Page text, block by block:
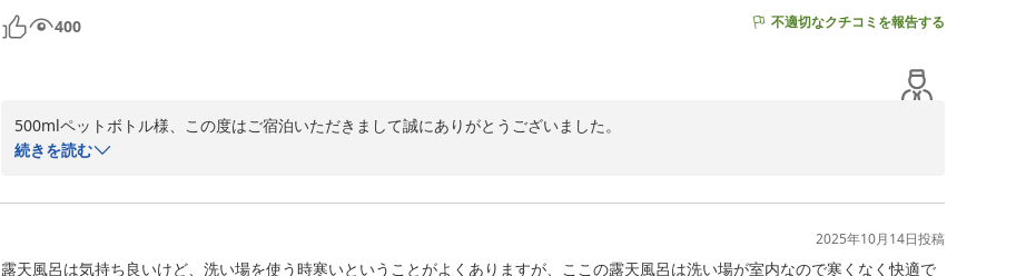
400 不適切なクチコミを報告する
500mlペットボトル様、この度はご宿泊いただきまして誠にありがとうございました。
「熱海にこんなイイ旅館があったんですね♪」とのお言葉、大変嬉しく思います！
仰るように古さはありますが、いまや貴重な木造建築なのでお掃除を軸に建物自体を大切にしております。
続きを読む
2025年10月14日投稿
露天風呂は気持ち良いけど、洗い場を使う時寒いということがよくありますが、ここの露天風呂は洗い場が室内なので寒くなく快適で